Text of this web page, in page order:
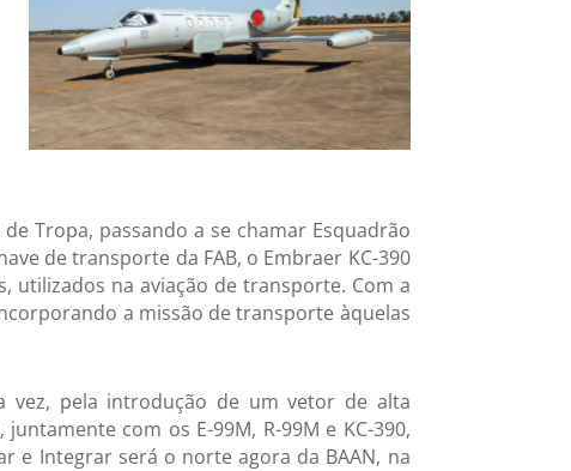
Tropa, passando a se chamar Esquadrão
de transporte da FAB, o Embraer KC-390
utilizados na aviação de transporte. Com a
a missão de transporte àquelas
vez, pela introdução de um vetor de alta
com os E-99M, R-99M e KC-390,
e Integrar será o norte agora da BAAN, na